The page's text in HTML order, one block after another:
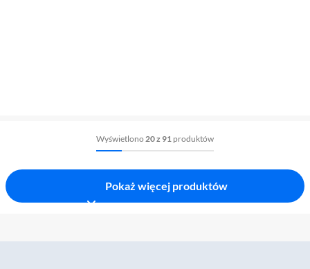
Wyświetlono 20 z 91 produktów
Pokaż więcej produktów